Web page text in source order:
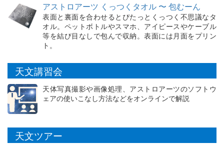
アストロアーツ くっつくタオル 〜 包むーん
表面と裏面を合わせるとぴたっとくっつく不思議なタ
オル。ペットボトルやスマホ、アイピースやケーブル
等を結び目なしで包んで収納。表面には月面をプリン
ト。
天文講習会
天体写真撮影や画像処理、アストロアーツのソフトウ
ェアの使いこなし方法などをオンラインで解説
天文ツアー